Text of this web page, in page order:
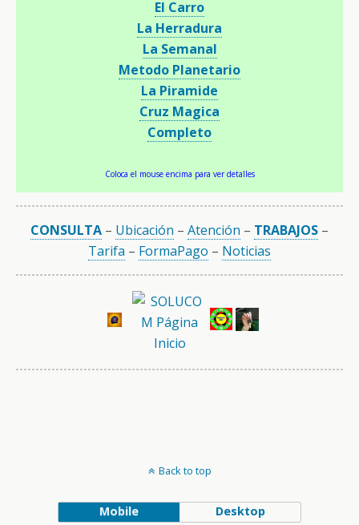
El Carro
La Herradura
La Semanal
Metodo Planetario
La Piramide
Cruz Magica
Completo
Coloca el mouse encima para ver detalles
CONSULTA – Ubicación – Atención – TRABAJOS –
Tarifa – FormaPago – Noticias
Back to top
Mobile Desktop